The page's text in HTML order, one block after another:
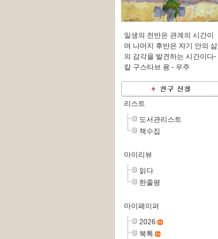
일생의 전반은 관계의 시간이
며 나머지 후반은 자기 안의 삶
의 감각을 발견하는 시간이다-
칼 구스타브 융 - 우주
리스트
도서관리스트
책수집
마이리뷰
읽다
한줄평
마이페이퍼
2026
북톡